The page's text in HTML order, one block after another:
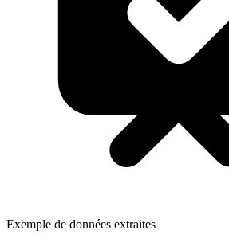
Exemple de données extraites